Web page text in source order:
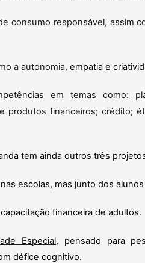
consumo responsável, assim
a autonomia, empatia e
em temas como:
produtos financeiros; crédito;
tem ainda outros três
escolas, mas junto dos
financeira de adultos.
Especial, pensado para
défice cognitivo.